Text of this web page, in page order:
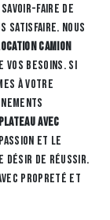
savoir-faire de
satisfaire. Nous
camion
vos besoins. Si
à votre
avec
et le
désir de réussir.
propreté et